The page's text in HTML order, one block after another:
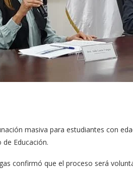
masiva para estudiantes con
Educación.
confirmó que el proceso será